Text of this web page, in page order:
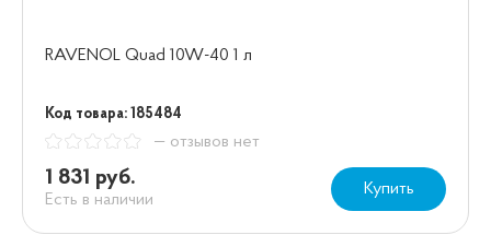
RAVENOL Quad 10W-40 1 л
Код товара: 185484
— отзывов нет
1 831 руб.
Есть в наличии
Купить